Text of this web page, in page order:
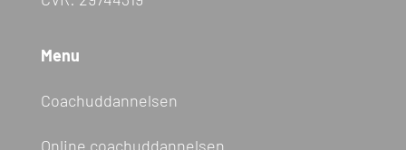
Menu
Coachuddannelsen
Online coachuddannelsen